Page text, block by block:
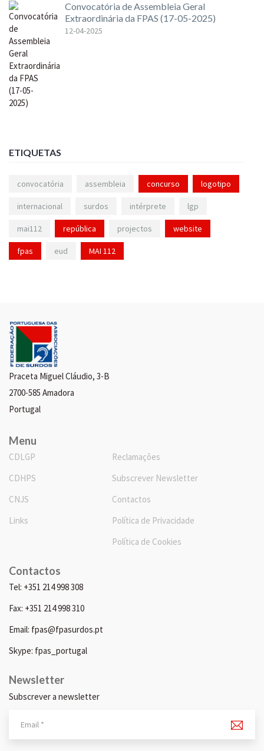
Convocatória de Assembleia Geral
Extraordinária da FPAS (17-05-2025)
12-04-2025
ETIQUETAS
convocatória assembleia concurso logotipo
internacional surdos intérprete lgp
mai112 república projectos website
fpas eud MAI 112
Praceta Miguel Cláudio, 3-B
2700-585 Amadora
Portugal
Menu
CDLGP
CDHPS
CNJS
Links
Reclamações
Subscrever Newsletter
Contactos
Política de Privacidade
Política de Cookies
Contactos
Tel: +351 214 998 308
Fax: +351 214 998 310
Email: fpas@fpasurdos.pt
Skype: fpas_portugal
Newsletter
Subscrever a newsletter